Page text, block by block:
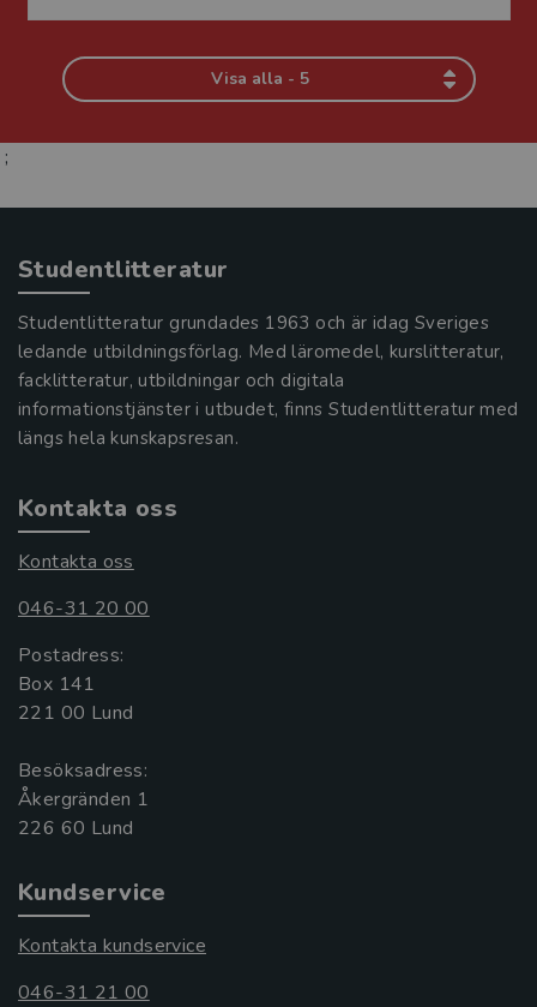
Visa alla - 5
;
Studentlitteratur
Studentlitteratur grundades 1963 och är idag Sveriges
ledande utbildningsförlag. Med läromedel, kurslitteratur,
facklitteratur, utbildningar och digitala
informationstjänster i utbudet, finns Studentlitteratur med
längs hela kunskapsresan.
Kontakta oss
Kontakta oss
046-31 20 00
Postadress:
Box 141
221 00 Lund
Besöksadress:
Åkergränden 1
Kundservice
Kontakta kundservice
046-31 21 00